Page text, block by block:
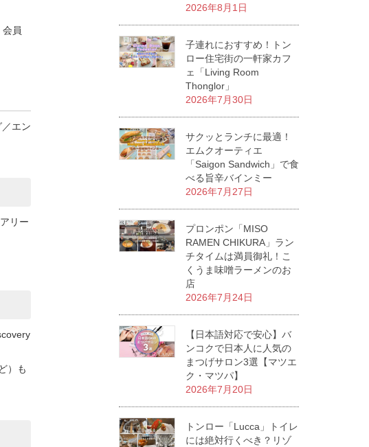
員
エン
リー
）も
2026年8月1日
子連れにおすすめ！トン
ロー住宅街の一軒家カフ
ェ「Living Room
Thonglor」
2026年7月30日
サクッとランチに最適！
エムクオーティエ
「Saigon Sandwich」で食
べる旨辛バインミー
2026年7月27日
プロンポン「MISO
RAMEN CHIKURA」ラン
チタイムは満員御礼！こ
くうま味噌ラーメンのお
店
2026年7月24日
【日本語対応で安心】バ
ンコクで日本人に人気の
まつげサロン3選【マツエ
ク・マツパ】
2026年7月20日
トンロー「Lucca」トイレ
には絶対行くべき？リゾ